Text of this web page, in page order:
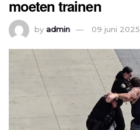
moeten trainen
by admin 09 juni 2025